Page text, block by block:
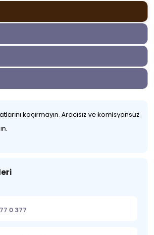
kaçırmayın. Aracısız ve komisyonsuz
0 377